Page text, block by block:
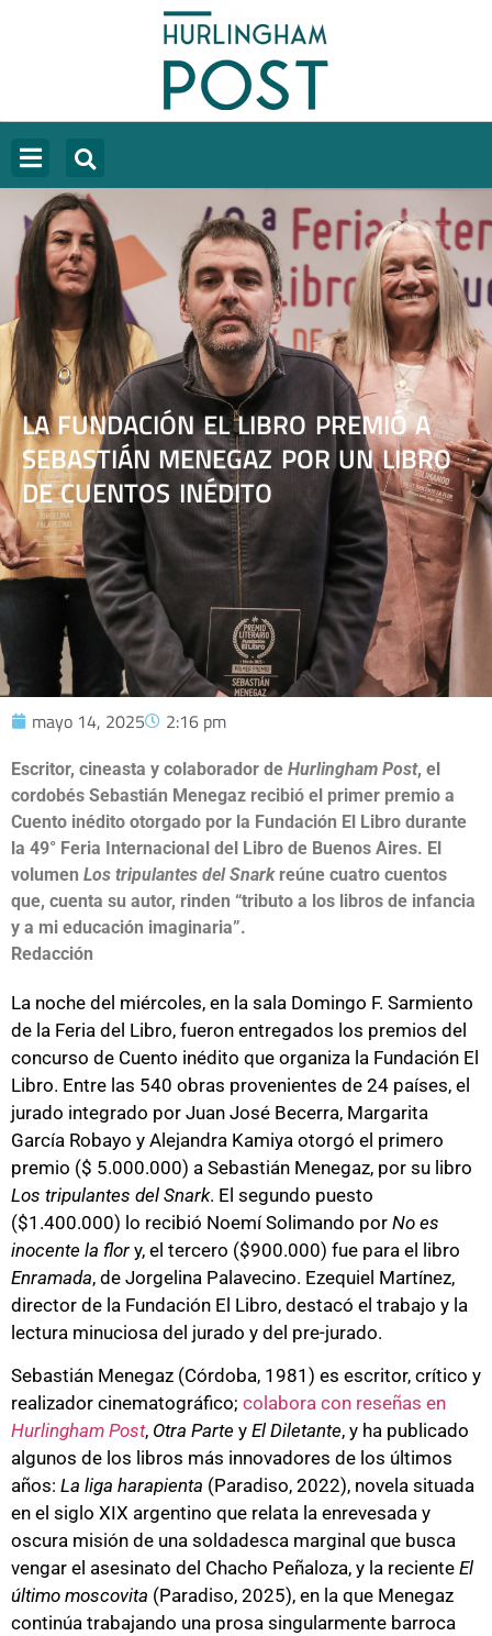
LA FUNDACIÓN EL LIBRO PREMIÓ A
SEBASTIÁN MENEGAZ POR UN LIBRO
DE CUENTOS INÉDITO
mayo 14, 2025 2:16 pm
Escritor, cineasta y colaborador de Hurlingham Post, el
cordobés Sebastián Menegaz recibió el primer premio a
Cuento inédito otorgado por la Fundación El Libro durante
la 49° Feria Internacional del Libro de Buenos Aires. El
volumen Los tripulantes del Snarkreúne cuatro cuentos
que, cuenta su autor, rinden “tributo a los libros de infancia
y a mi educación imaginaria”.
Redacción
La noche del miércoles, en la sala Domingo F. Sarmiento
de la Feria del Libro, fueron entregados los premios del
concurso de Cuento inédito que organiza la Fundación El
Libro. Entre las 540 obras provenientes de 24 países, el
jurado integrado por Juan José Becerra, Margarita
García Robayo y Alejandra Kamiya otorgó el primero
premio ($ 5.000.000) a Sebastián Menegaz, por su libro
Los tripulantes del Snark. El segundo puesto
($1.400.000) lo recibió Noemí Solimando por No es
inocente la flor y, el tercero ($900.000) fue para el libro
Enramada, de Jorgelina Palavecino. Ezequiel Martínez,
director de la Fundación El Libro, destacó el trabajo y la
lectura minuciosa del jurado y del pre-jurado.
Sebastián Menegaz (Córdoba, 1981) es escritor, crítico y
realizador cinematográfico; colabora con reseñas en
Hurlingham Post, Otra Parte y El Diletante, y ha publicado
algunos de los libros más innovadores de los últimos
años: La liga harapienta (Paradiso, 2022), novela situada
en el siglo XIX argentino que relata la enrevesada y
oscura misión de una soldadesca marginal que busca
vengar el asesinato del Chacho Peñaloza, y la reciente El
último moscovita (Paradiso, 2025), en la que Menegaz
continúa trabajando una prosa singularmente barroca